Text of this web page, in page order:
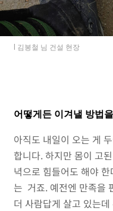
l 김봉철 님 건설 현장
어떻게든 이겨낼 방법
아직도 내일이 오는 게
합니다. 하지만 몸이 고
녁으로 힘들어도 해야
는 거죠. 예전엔 만족을
더 사람답게 살고 있는